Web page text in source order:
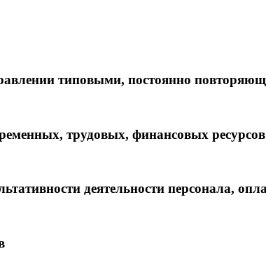
типовыми, постоянно
трудовых, финансовых
деятельности персонала,